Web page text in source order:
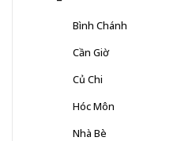
Bình Chánh
Cần Giờ
Củ Chi
Hóc Môn
Nhà Bè